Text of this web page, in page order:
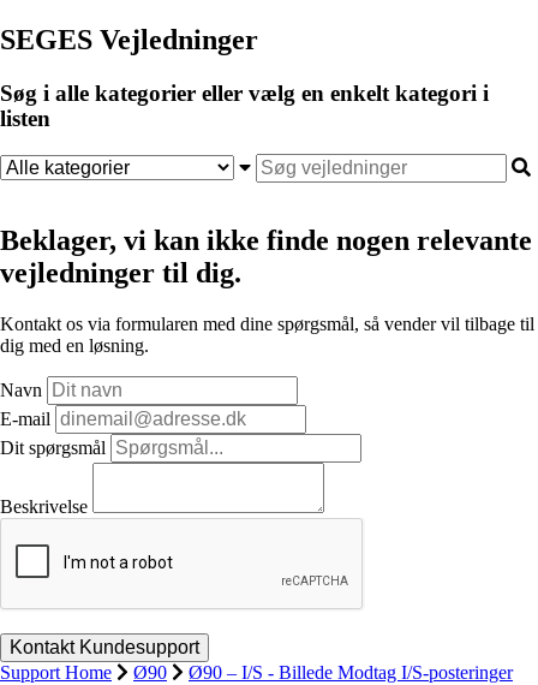
SEGES Vejledninger
Søg i alle kategorier eller vælg en enkelt kategori i
listen
Beklager, vi kan ikke finde nogen relevante
vejledninger til dig.
Kontakt os via formularen med dine spørgsmål, så vender vil tilbage til
dig med en løsning.
Navn
E-mail
Dit spørgsmål
Beskrivelse
Support Home Ø90 Ø90 – I/S - Billede Modtag I/S-posteringer